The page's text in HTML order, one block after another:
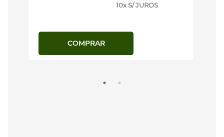
10x S/ JUROS.
COMPRAR